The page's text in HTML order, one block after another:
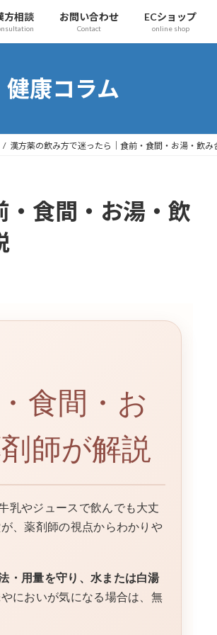
方相談 お問い合わせ
Contact
ECショップ
online shop
健康コラム
漢方薬の飲み方で迷ったら｜食前・食間・お湯・飲
・食間・お湯・飲
食間・お
師が解説
乳やジュースで飲んでも大丈
、薬剤師の視点からわかりや
・用量を守り、水または白湯
においが気になる場合は、無